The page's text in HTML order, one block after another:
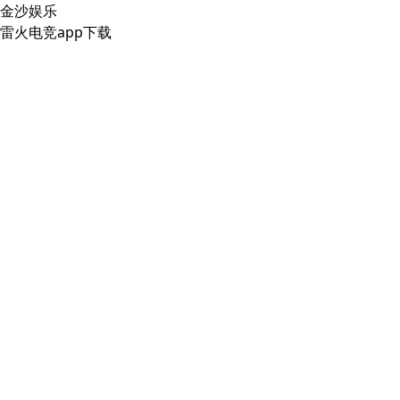
金沙娱乐
雷火电竞app下载